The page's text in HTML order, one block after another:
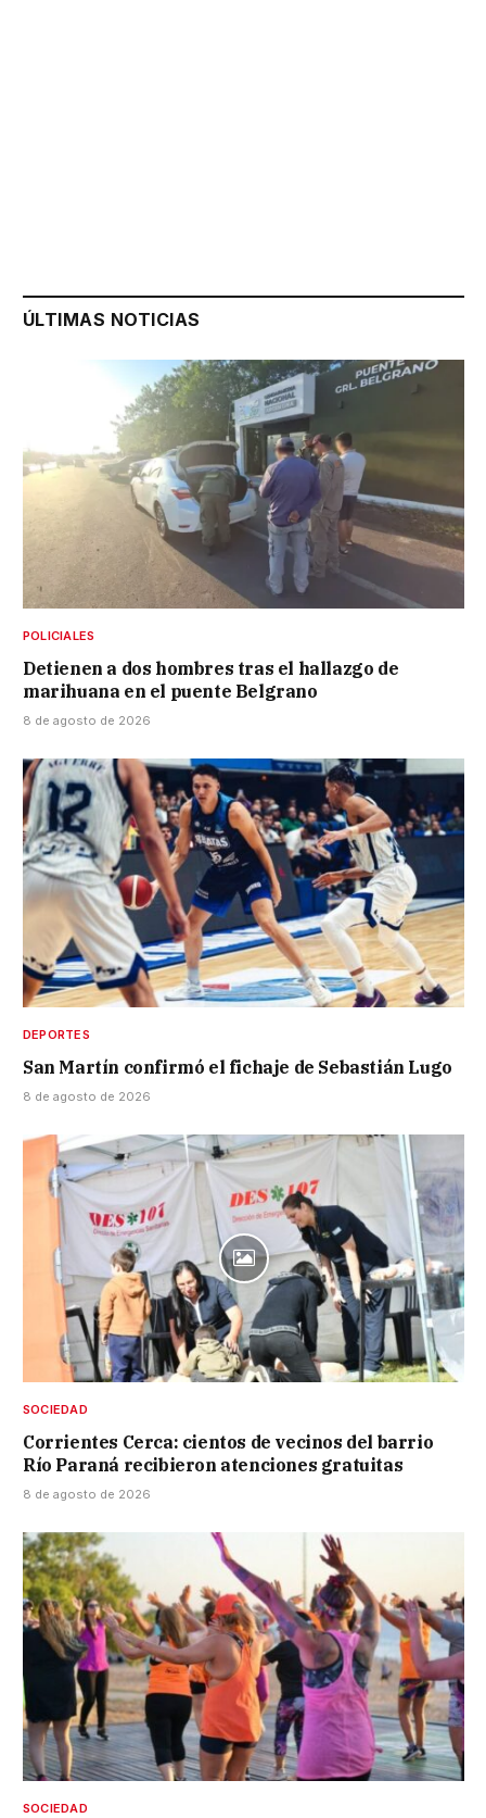
ÚLTIMAS NOTICIAS
POLICIALES
Detienen a dos hombres tras el hallazgo de
marihuana en el puente Belgrano
8 de agosto de 2026
DEPORTES
San Martín confirmó el fichaje de Sebastián Lugo
8 de agosto de 2026
SOCIEDAD
Corrientes Cerca: cientos de vecinos del barrio
Río Paraná recibieron atenciones gratuitas
8 de agosto de 2026
SOCIEDAD